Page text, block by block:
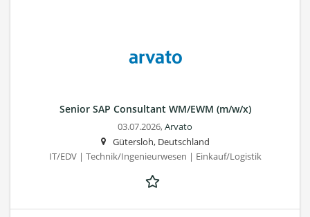
Senior SAP Consultant WM/EWM (m/w/x)
03.07.2026,Arvato
Gütersloh, Deutschland
IT/EDV | Technik/Ingenieurwesen | Einkauf/Logistik